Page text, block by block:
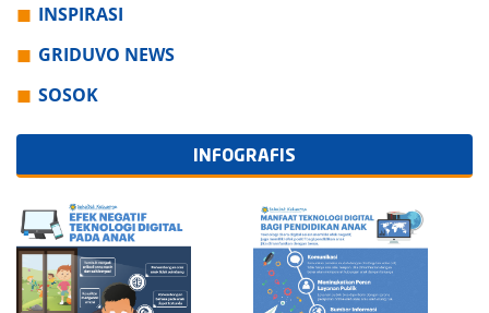
INSPIRASI
GRIDUVO NEWS
SOSOK
INFOGRAFIS